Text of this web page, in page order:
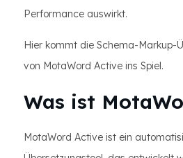
Performance auswirkt.
Hier kommt die Schema-Markup-
von MotaWord Active ins Spiel.
Was ist
MotaWord Active ist ein